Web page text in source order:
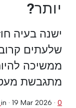
יותר?
ישנה בעיה
שלעתים
ממשיכה
מתגבשת
in · 19 Mar 2026 · 0 הערות